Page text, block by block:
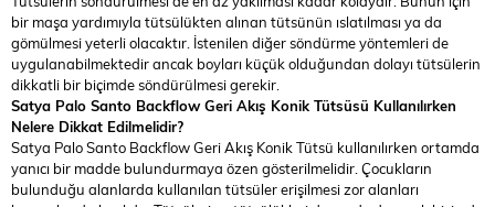
bir maşa yardımıyla tütsülükten alınan tütsünün ıslatılması ya da
gömülmesi yeterli olacaktır. İstenilen diğer söndürme yöntemleri de
uygulanabilmektedir ancak boyları küçük olduğundan dolayı tütsülerin
dikkatli bir biçimde söndürülmesi gerekir.
Satya Palo Santo Backflow Geri Akış Konik Tütsüsü Kullanılırken
Nelere Dikkat Edilmelidir?
Satya Palo Santo Backflow Geri Akış Konik Tütsü kullanılırken ortamda
yanıcı bir madde bulundurmaya özen gösterilmelidir. Çocukların
bulunduğu alanlarda kullanılan tütsüler erişilmesi zor alanları